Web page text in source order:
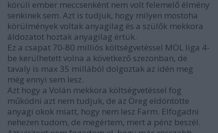
körüli ember meccsenként nem volt felemelő élmény
senkinek sem. Azt is tudjuk, hogy milyen mostoha
körülmények voltak anyagilag és a szülők mekkora
áldozatot hoztak anyagilag értük.
Ez a csapat 70-80 milliós költségvetéssel MOL liga 4-
be kerülhetett volna a következő szezonban, de
tavaly is max 35 millából dolgoztak az idén meg
még ennyi sem lesz.
Azt hogy a Volán mekkora költségvetéssel fog
működni azt nem tudjuk, de az Öreg eldöntötte
anyagi okok miatt, hogy nem lesz Farm. Elfogadni
nehezen tudom, de megértem, mert a pénz beszél.